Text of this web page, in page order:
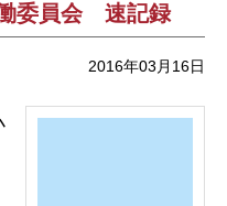
委員会 速記録
2016年03月16日